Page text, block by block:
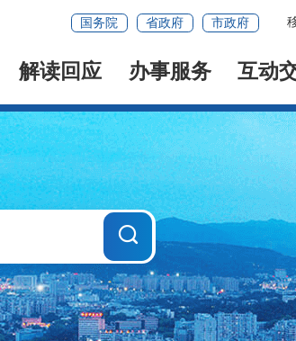
国务院 省政府 市政府
解读回应 办事服务 互动